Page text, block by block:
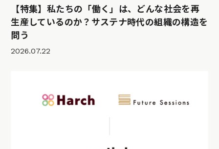
【特集】私たちの「働く」は、どんな社会を再
生産しているのか？サステナ時代の組織の構造を
問う
2026.07.22